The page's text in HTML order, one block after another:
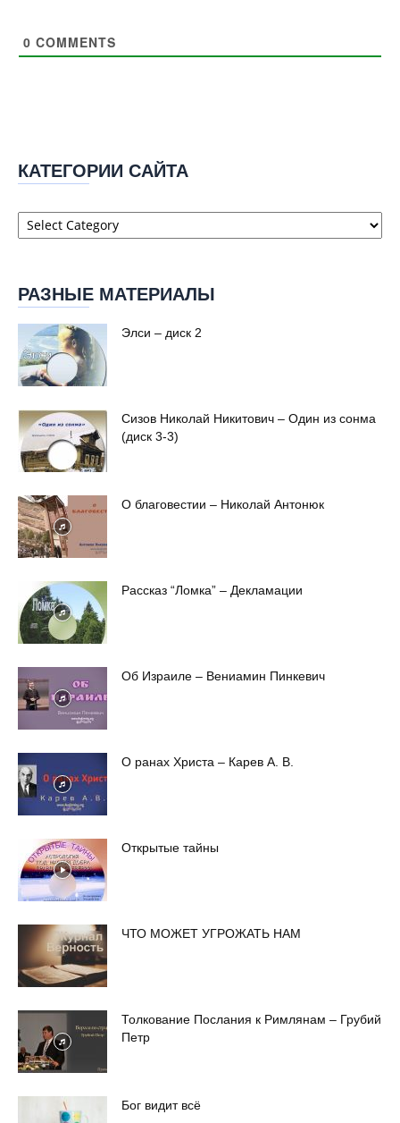
0 COMMENTS
КАТЕГОРИИ САЙТА
Категории
сайта
РАЗНЫЕ МАТЕРИАЛЫ
Элси – диск 2
Сизов Николай Никитович – Один из сонма
(диск 3-3)
О благовестии – Николай Антонюк
Рассказ “Ломка” – Декламации
Об Израиле – Вениамин Пинкевич
О ранах Христа – Карев А. В.
Открытые тайны
ЧТО МОЖЕТ УГРОЖАТЬ НАМ
Толкование Послания к Римлянам – Грубий
Петр
Бог видит всё